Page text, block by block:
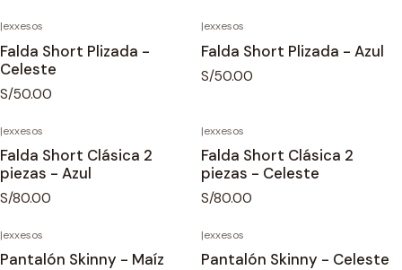
|exxesos
Falda Short Plizada -
Celeste
S/50.00
|exxesos
Falda Short Plizada - Azul
S/50.00
|exxesos
Falda Short Clásica 2
piezas - Azul
S/80.00
|exxesos
Falda Short Clásica 2
piezas - Celeste
S/80.00
|exxesos
Pantalón Skinny - Maíz
|exxesos
Pantalón Skinny - Celeste